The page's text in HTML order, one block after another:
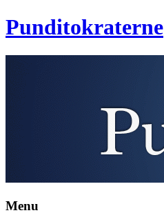
Punditokraterne
Menu